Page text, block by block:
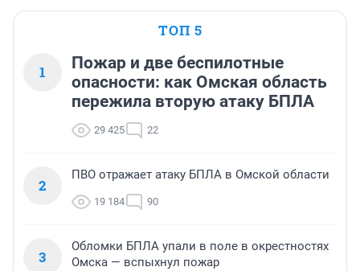
ТОП 5
1
Пожар и две беспилотные
опасности: как Омская область
пережила вторую атаку БПЛА
29 425 22
2
ПВО отражает атаку БПЛА в Омской области
19 184 90
3
Обломки БПЛА упали в поле в окрестностях
Омска — вспыхнул пожар